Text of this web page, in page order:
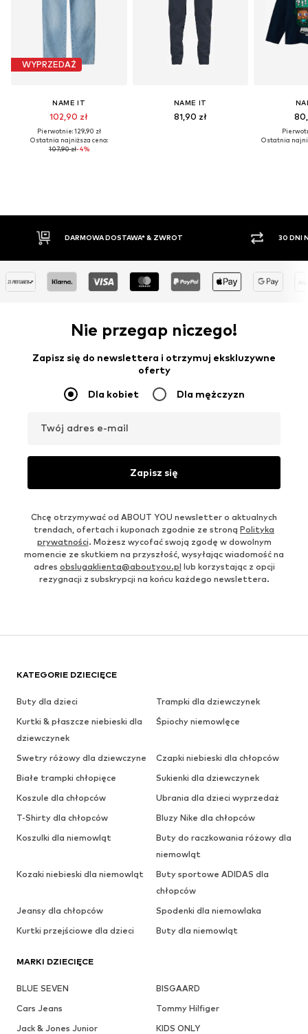
WYPRZEDAŻ
NAME IT
102,90 zł
Pierwotnie: 129,90 zł
Ostatnia najniższa cena:
107,90 zł-4%
NAME IT
81,90 zł
Ostatnia
30 DNI NA ZWROT TOWARU
Nie przegap niczego!
Zapisz się do newslettera i otrzymuj ekskluzywne
oferty
Dla kobiet Dla mężczyzn
Twój adres e-mail
Zapisz się
Chcę otrzymywać od ABOUT YOU newsletter o aktualnych
trendach, ofertach i kuponach zgodnie ze stroną Polityka
prywatności. Możesz wycofać swoją zgodę w dowolnym
momencie ze skutkiem na przyszłość, wysyłając wiadomość na
adres obslugaklienta@aboutyou.pl lub korzystając z opcji
rezygnacji z subskrypcji na końcu każdego newslettera.
KATEGORIE DZIECIĘCE
Buty dla dzieci
Trampki dla dziewczynek
Kurtki & płaszcze niebieski dla
dziewczynek
Śpiochy niemowlęce
Swetry różowy dla dziewczyne
Czapki niebieski dla chłopców
Białe trampki chłopięce
Sukienki dla dziewczynek
Koszule dla chłopców
Ubrania dla dzieci wyprzedaż
T-Shirty dla chłopców
Bluzy Nike dla chłopców
Koszulki dla niemowląt
Buty do raczkowania różowy dla
niemowląt
Kozaki niebieski dla niemowląt
Buty sportowe ADIDAS dla
chłopców
Jeansy dla chłopców
Spodenki dla niemowlaka
Kurtki przejściowe dla dzieci
Buty dla niemowląt
MARKI DZIECIĘCE
BLUE SEVEN
BISGAARD
Cars Jeans
Tommy Hilfiger
Jack & Jones Junior
KIDS ONLY